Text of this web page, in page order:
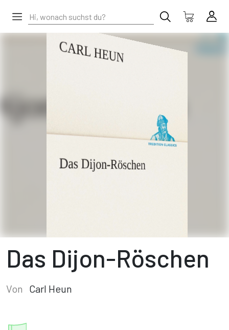
Das Dijon-Röschen
Von Carl Heun